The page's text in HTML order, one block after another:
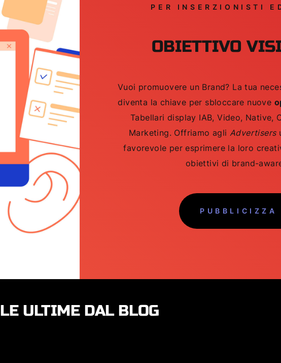
PER INSERZIONISTI
OBIETTIVO
Vuoi promuovere un Brand? La tua
diventa la chiave per sbloccare nuove
Tabellari display IAB, Video, Native,
Marketing. Offriamo agli Advertisers
favorevole per esprimere la loro
obiettivi di brand-
PUBBLICIZZA
LE ULTIME DAL BLOG